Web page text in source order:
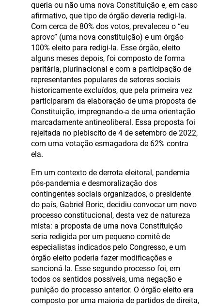
queria ou não uma nova Constituição e, em caso
afirmativo, que tipo de órgão deveria redigi-la.
Com cerca de 80% dos votos, prevaleceu o “eu
aprovo” (uma nova constituição) e um órgão
100% eleito para redigi-la. Esse órgão, eleito
alguns meses depois, foi composto de forma
paritária, plurinacional e com a participação de
representantes populares de setores sociais
historicamente excluídos, que pela primeira vez
participaram da elaboração de uma proposta de
Constituição, impregnando-a de uma orientação
marcadamente antineoliberal. Essa proposta foi
rejeitada no plebiscito de 4 de setembro de 2022,
com uma votação esmagadora de 62% contra
ela.
Em um contexto de derrota eleitoral, pandemia
pós-pandemia e desmoralização dos
contingentes sociais organizados, o presidente
do país, Gabriel Boric, decidiu convocar um novo
processo constitucional, desta vez de natureza
mista: a proposta de uma nova Constituição
seria redigida por um pequeno comitê de
especialistas indicados pelo Congresso, e um
órgão eleito poderia fazer modificações e
sancioná-la. Esse segundo processo foi, em
todos os sentidos possíveis, uma negação e
punição do processo anterior. O órgão eleito era
composto por uma maioria de partidos de direita,